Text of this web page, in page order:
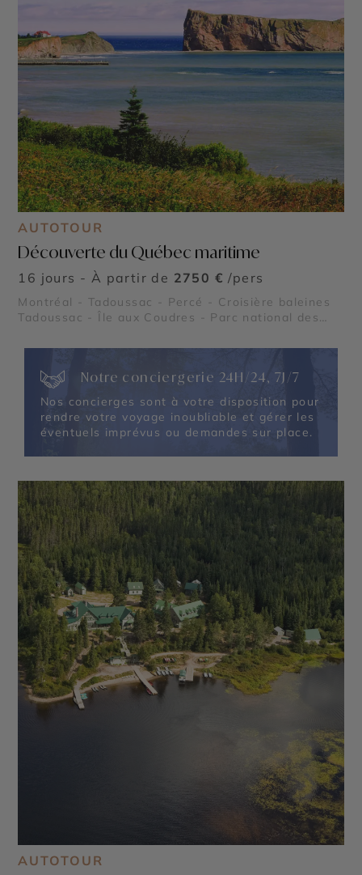
AUTOTOUR
Découverte du Québec maritime
16 jours - À partir de 2750 € /pers
Montréal - Tadoussac - Percé - Croisière baleines
Tadoussac - Île aux Coudres - Parc national des
national de la Gaspésie - Parc national des Grands
- La Baie des Chaleurs - Parc national de
Kouchibouguac - Le Saint Laurent - Chute
Montmorency
Notre conciergerie 24H/24, 7J/7
Nos concierges sont à votre disposition pour
rendre votre voyage inoubliable et gérer les
éventuels imprévus ou demandes sur place.
AUTOTOUR